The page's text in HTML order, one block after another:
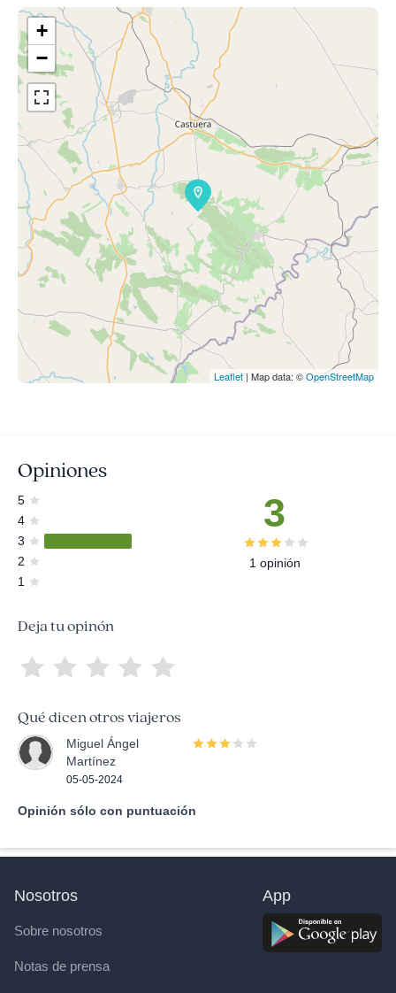
+
−
Leaflet | Map data: ©OpenStreetMap
Opiniones
5
4
3
2
1
3
1 opinión
Deja tu opinón
Qué dicen otros viajeros
Miguel Ángel
Martínez
05-05-2024
Opinión sólo con puntuación
Nosotros
Sobre nosotros
Notas de prensa
App